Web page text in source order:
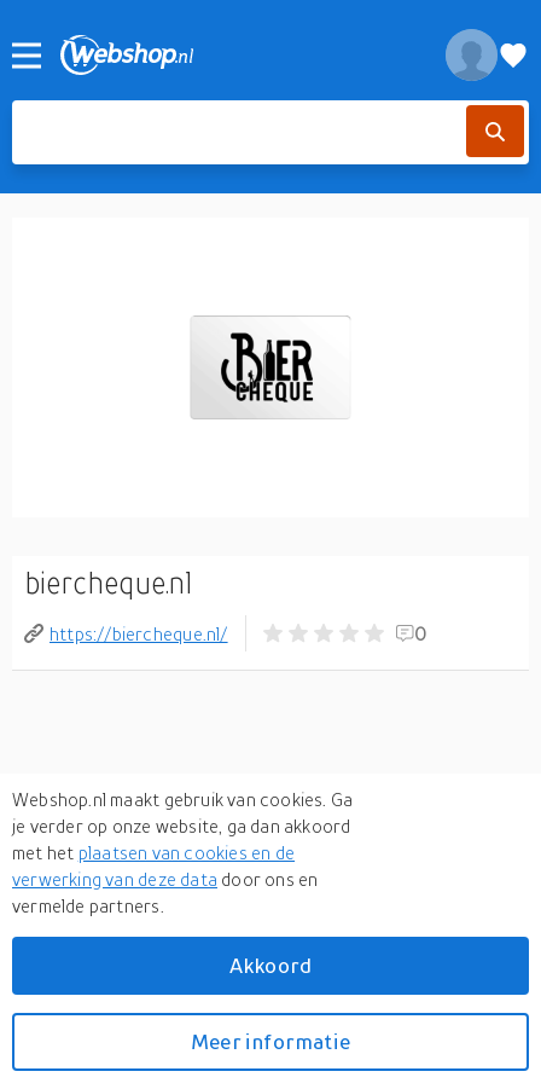
biercheque.nl
https://biercheque.nl/ 0
Webshop.nl maakt gebruik van cookies. Ga
je verder op onze website, ga dan akkoord
met het plaatsen van cookies en de
verwerking van deze data door ons en
vermelde partners.
Akkoord
Meer informatie